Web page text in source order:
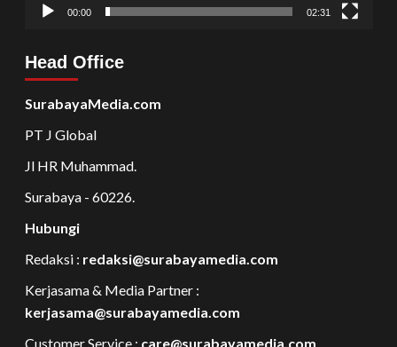
00:00 02:31
Head Office
SurabayaMedia.com
PT J Global
Jl HR Muhammad.
Surabaya - 60226.
Hubungi
Redaksi : redaksi@surabayamedia.com
Kerjasama & Media Partner :
kerjasama@surabayamedia.com
Customer Service : care@surabayamedia.com